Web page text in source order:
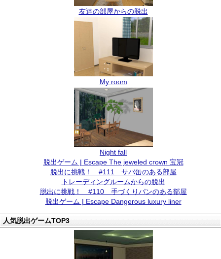
友達の部屋からの脱出
My room
Night fall
脱出ゲーム | Escape The jeweled crown 宝冠
脱出に挑戦！ #111 サバ缶のある部屋
トレーディングルームからの脱出
脱出に挑戦！ #110 手づくりパンのある部屋
脱出ゲーム | Escape Dangerous luxury liner
人気脱出ゲームTOP3